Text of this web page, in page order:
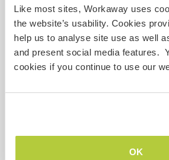
Like most sites, Workaway uses
the website’s usability. Cookies
help us to analyse site use as well
and present social media features.
cookies if you continue to use our
OK
Kapazität - wie viele
Workawayer maximal
zwei